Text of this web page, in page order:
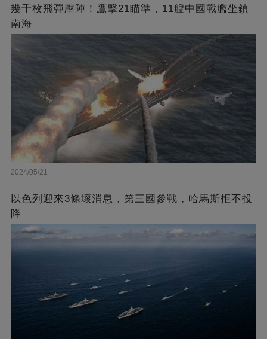
幾千枚飛彈壓陣！鷹擊21瞄準，11艘中國戰艦坐鎮
南海
2024/05/21
以色列迎來3條壞消息，第三國參戰，哈馬斯拒不投
降